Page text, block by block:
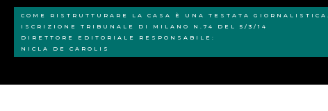
COME RISTRUTTURARE LA CASA È UNA TESTATA GIORNALISTICA.
ISCRIZIONE TRIBUNALE DI MILANO N.74 DEL 5/3/14
DIRETTORE EDITORIALE RESPONSABILE:
NICLA DE CAROLIS